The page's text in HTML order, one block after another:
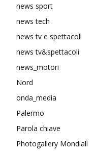
news sport
news tech
news tv e spettacoli
news tv&spettacoli
news_motori
Nord
onda_media
Palermo
Parola chiave
Photogallery Mondiali